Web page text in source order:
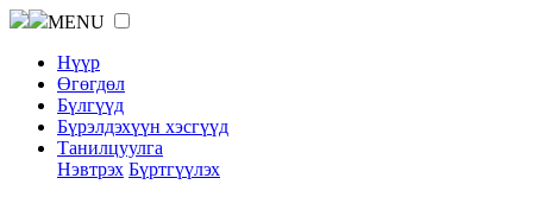
MENU
Нүүр
Өгөгдөл
Бүлгүүд
Бүрэлдэхүүн хэсгүүд
Танилцуулга
Нэвтрэх Бүртгүүлэх